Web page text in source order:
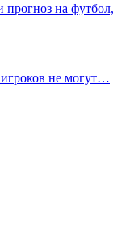
на футбол,
не могут…